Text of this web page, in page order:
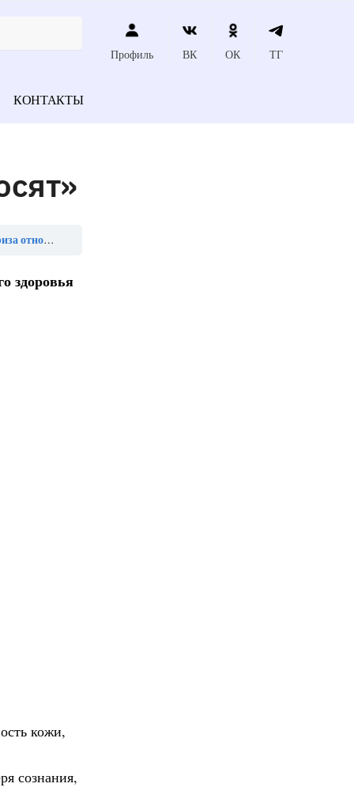
Профиль ВК ОК ТГ
КОНТАКТЫ
здоровья
кожи,
сознания,